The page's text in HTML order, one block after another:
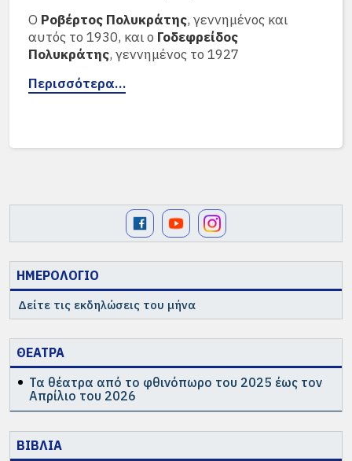
ΗΜΕΡΟΛΟΓΙΟ
Δείτε τις εκδηλώσεις του μήνα
ΘΕΑΤΡΑ
Τα θέατρα από το φθινόπωρο του 2025 έως τον
Απρίλιο του 2026
ΒΙΒΛΙΑ
Ο Ροβέρτος Πολυκράτης, γεννημένος και
αυτός το 1930, και ο Γοδεφρείδος
Πολυκράτης, γεννημένος το 1927
Περισσότερα…